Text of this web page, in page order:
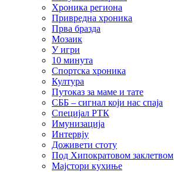
Хроника региона
Привредна хроника
Прва бразда
Мозаик
У игри
10 минута
Спортска хроника
Култура
Путоказ за маме и тате
СББ – сигнал који нас спаја
Специјал РТК
Имунизација
Интервју
Доживети стоту
Под Хипократовом заклетвом
Мајстори кухиње